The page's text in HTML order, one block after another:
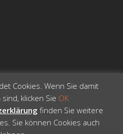
Theme
Cookies. Wenn Sie damit
klicken Sie OK
finden Sie weitere
Sie können Cookies auch